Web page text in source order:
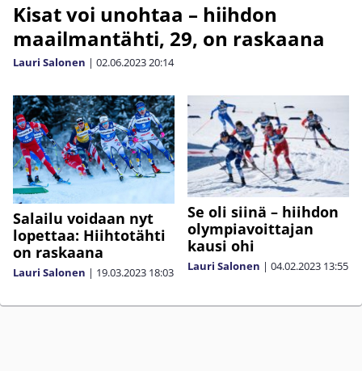
Kisat voi unohtaa – hiihdon
maailmantähti, 29, on raskaana
Lauri Salonen | 02.06.202320:14
Salailu voidaan nyt
lopettaa: Hiihtotähti
on raskaana
Lauri Salonen | 19.03.2023 18:03
Se oli siinä – hiihdon
olympiavoittajan
kausi ohi
Lauri Salonen | 04.02.2023 13:55